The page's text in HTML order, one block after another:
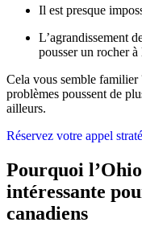
Il est presque
L’agrandissement
pousser un rocher
Cela vous semble familier
problèmes poussent de
ailleurs.
Réservez votre appel
Pourquoi
intéressante
canadiens